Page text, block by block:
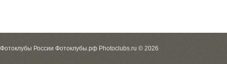
Фотоклубы России Фотоклубы.рф Photoclubs.ru © 2026